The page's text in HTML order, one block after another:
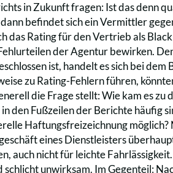
in Zukunft fragen: Ist das denn
befindet sich ein Vermittler
das Rating für den Vertrieb als
der Agentur bewirken.
ist, handelt es sich bei
zu Rating-Fehlern führen,
die Frage stellt: Wie kam es zu
den Fußzeilen der Berichte häufig
Haftungsfreizeichnung
eines Dienstleisters
auch nicht für leichte
unwirksam. Im Gegenteil: